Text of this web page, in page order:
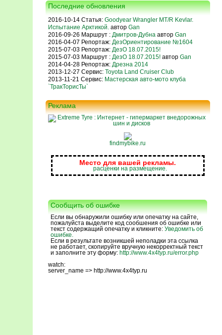
Последние обновления
2016-10-14 Статья: Goodyear Wrangler MT/R Kevlar.
Испытание Арктикой.автор Gan
2016-09-26 Маршрут : Дмитров-Дубнаавтор Gan
2016-04-07 Репортаж: ДезОриентирование №1604
2015-07-03 Репортаж: ДезО 18.07.2015!
2015-07-03 Маршрут : ДезО 18.07.2015! автор Gan
2014-04-28 Репортаж: Дрезна 2014
2013-12-27 Сервис: Toyota Land Cruiser Club
2013-11-21 Сервис: Мастерская авто-мото клуба
`ТракТорисТы`
Реклама
findmybike.ru
Место для вашей рекламы.
расценки на размещение.
Сообщить об ошибке
Если вы обнаружили ошибку или опечатку на сайте,
пожалуйста выделите код сообшения об ошибке или
текст содержащий опечатку и кликните: Уведомить об
ошибке.
Если в результате возникшей неполадки эта ссылка
не работает, скопируйте вручную некорректный текст
и заполните эту форму: http://www.4x4typ.ru/error.php
watch:
server_name => http://www.4x4typ.ru